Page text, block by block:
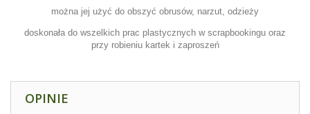
można jej użyć do obszyć obrusów, narzut, odzieży
doskonała do wszelkich prac plastycznych w scrapbookingu oraz
przy robieniu kartek i zaproszeń
OPINIE